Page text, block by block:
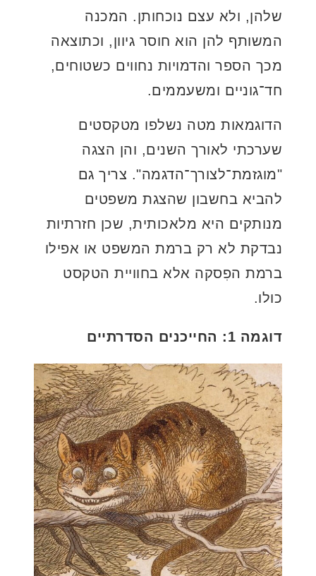
שלהן, ולא עצם נוכחותן. המכנה
המשותף להן הוא חוסר גיוון, וכתוצאה
מכך הספר והדמויות נחווים כשטוחים,
חד־גוניים ומשעממים.
הדוגמאות מטה נשלפו מטקסטים
שערכתי לאורך השנים, והן הצגה
"מוגזמת־לצורך־הדגמה". צריך גם
להביא בחשבון שהצגת משפטים
מנותקים היא מלאכותית, שכן חזרתיות
נבדקת לא רק ברמת המשפט או אפילו
ברמת הפִסקה אלא בחוויית הטקסט
כולו.
דוגמה 1: החייכנים הסדרתיים